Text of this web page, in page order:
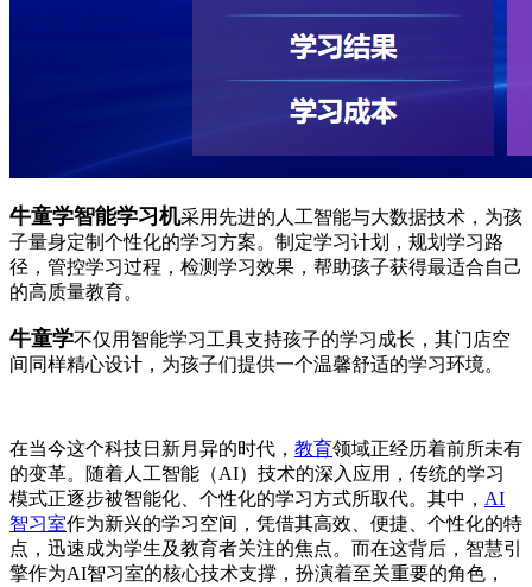
牛童学智能学习机采用先进的人工智能与大数据技术，为孩
子量身定制个性化的学习方案。制定学习计划，规划学习路
径，管控学习过程，检测学习效果，帮助孩子获得最适合自己
的高质量教育。
牛童学不仅用智能学习工具支持孩子的学习成长，其门店空
间同样精心设计，为孩子们提供一个温馨舒适的学习环境。
在当今这个科技日新月异的时代， 教育领域正经历着前所未有
的变革。随着人工智能（AI）技术的深入应用，传统的学习
模式正逐步被智能化、个性化的学习方式所取代。其中， AI
智习室作为新兴的学习空间，凭借其高效、便捷、个性化的特
点，迅速成为学生及教育者关注的焦点。而在这背后，智慧引
擎作为AI智习室的核心技术支撑，扮演着至关重要的角色，